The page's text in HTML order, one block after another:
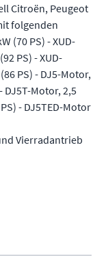
Citroën, Peugeot
folgenden
(70 PS) - XUD-
PS) - XUD-
PS) - DJ5-Motor,
DJ5T-Motor, 2,5
- DJ5TED-Motor
Vierradantrieb